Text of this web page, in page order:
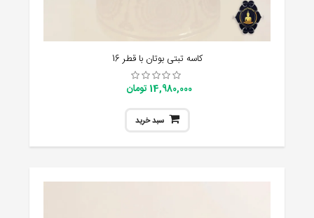
کاسه تبتی بوتان با قطر 16
14,980,000 تومان
سبد خرید